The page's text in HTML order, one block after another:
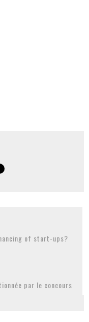
of start-ups?
par le concours